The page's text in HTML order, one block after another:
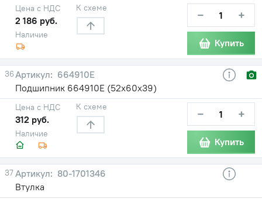
Наличие
Цена с НДС
2 186 руб.
К схеме − +
Купить
36
664910Е
Подшипник 664910Е (52х60х39)
Наличие
Цена с НДС
312 руб.
К схеме − +
Купить
37
80-1701346
Втулка